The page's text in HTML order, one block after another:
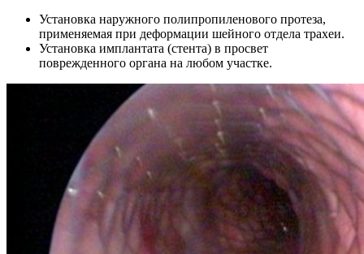
Установка наружного полипропиленового протеза,
применяемая при деформации шейного отдела трахеи.
Установка имплантата (стента) в просвет
поврежденного органа на любом участке.